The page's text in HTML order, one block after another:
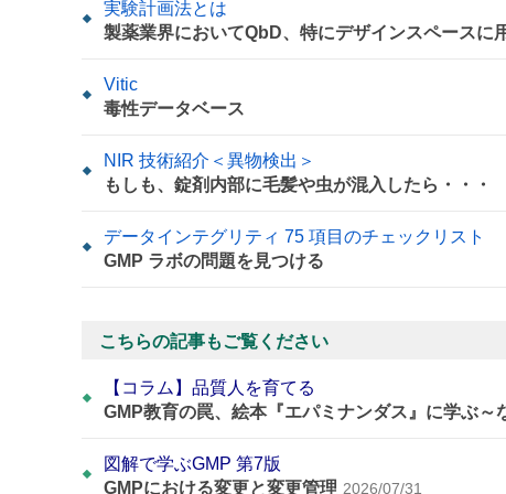
実験計画法とは
製薬業界においてQbD、特にデザインスペースに
Vitic
毒性データベース
NIR 技術紹介＜異物検出＞
もしも、錠剤内部に毛髪や虫が混入したら・・・
データインテグリティ 75 項目のチェックリスト
GMP ラボの問題を見つける
こちらの記事もご覧ください
【コラム】品質人を育てる
GMP教育の罠、絵本『エパミナンダス』に学ぶ
図解で学ぶGMP 第7版
GMPにおける変更と変更管理 2026/07/31